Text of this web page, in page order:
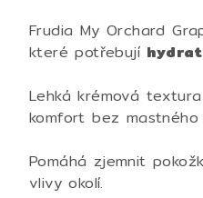
Frudia My Orchard
které potřebují
Lehká krémová
komfort bez mastného
Pomáhá zjemnit
vlivy okolí.